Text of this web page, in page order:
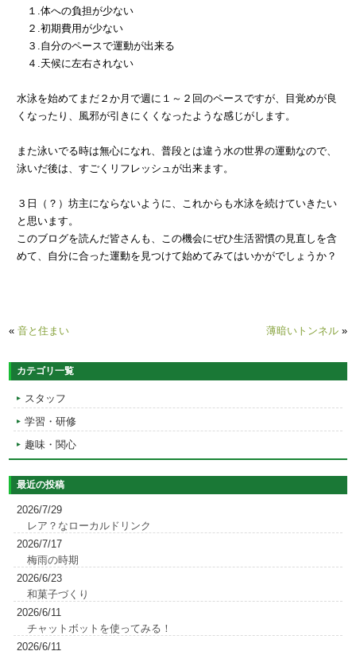
１.体への負担が少ない
２.初期費用が少ない
３.自分のペースで運動が出来る
４.天候に左右されない
水泳を始めてまだ２か月で週に１～２回のペースですが、目覚めが良
くなったり、風邪が引きにくくなったような感じがします。
また泳いでる時は無心になれ、普段とは違う水の世界の運動なので、
泳いだ後は、すごくリフレッシュが出来ます。
３日（？）坊主にならないように、これからも水泳を続けていきたい
と思います。
このブログを読んだ皆さんも、この機会にぜひ生活習慣の見直しを含
めて、自分に合った運動を見つけて始めてみてはいかがでしょうか？
«音と住まい 薄暗いトンネル»
カテゴリ一覧
スタッフ
学習・研修
趣味・関心
最近の投稿
2026/7/29
レア？なローカルドリンク
2026/7/17
梅雨の時期
2026/6/23
和菓子づくり
2026/6/11
チャットボットを使ってみる！
2026/6/11